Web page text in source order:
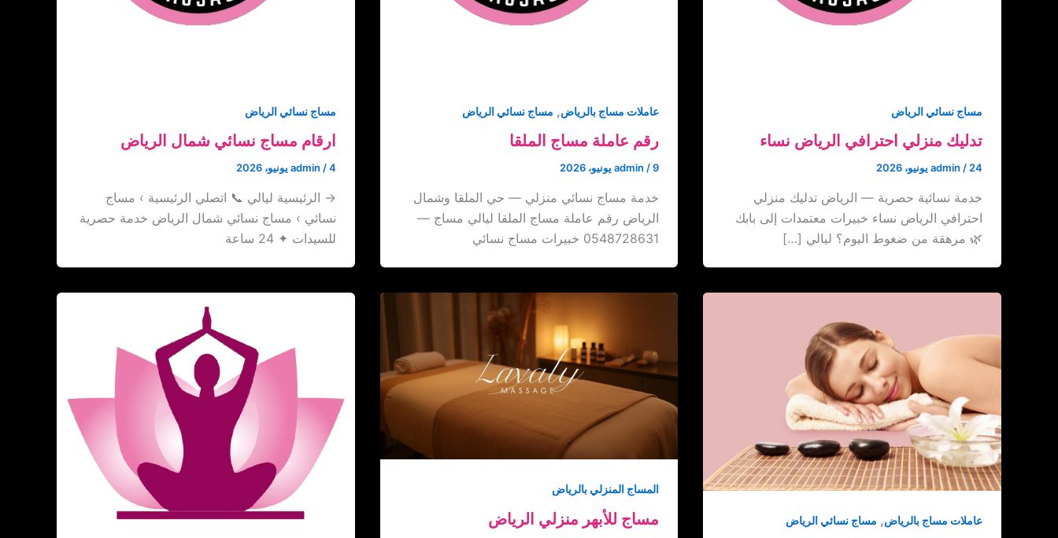
مساج نسائي الرياض
تدليك منزلي احترافي الرياض نساء
admin /24 يونيو، 2026
خدمة نسائية حصرية — الرياض تدليك منزلي
احترافي الرياض نساء خبيرات معتمدات إلى بابك
🌿 مرهقة من ضغوط اليوم؟ ليالي […]
عاملات مساج بالرياض, مساج نسائي الرياض
رقم عاملة مساج الملقا
admin/9 يونيو، 2026
خدمة مساج نسائي منزلي — حي الملقا وشمال
الرياض رقم عاملة مساج الملقا ليالي مساج —
0548728631 خبيرات مساج نسائي
مساج نسائي الرياض
ارقام مساج نسائي شمال الرياض
admin /4 يونيو، 2026
→ الرئيسية ليالي 📞 اتصلي الرئيسية › مساج
نسائي › مساج نسائي شمال الرياض خدمة حصرية
للسيدات ✦ 24 ساعة
عاملات مساج بالرياض, مساج نسائي الرياض
المساج المنزلي بالرياض
مساج للأبهر منزلي الرياض